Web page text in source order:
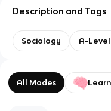
Description and Tags
Sociology A-
All Modes Learn